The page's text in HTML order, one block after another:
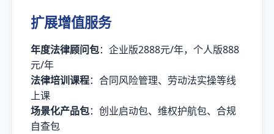
扩展增值服务
年度法律顾问包：企业版2888元/年，个人版888
元/年
法律培训课程：合同风险管理、劳动法实操等线
上课
场景化产品包：创业启动包、维权护航包、合规
自查包